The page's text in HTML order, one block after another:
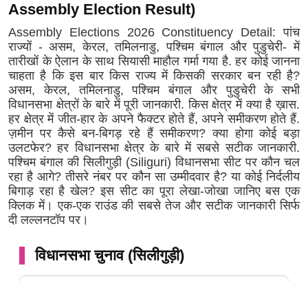
Assembly Election Result)
Assembly Elections 2026 Constituency Detail: पांच
राज्यों - असम, केरल, तमिलनाडु, पश्चिम बंगाल और पुडुचेरी- में
तारीखों के ऐलान के साथ सियासी माहौल गर्मा गया है. हर कोई जानना
चाहता है कि इस बार किस राज्य में किसकी सरकार बन रही है?
असम, केरल, तमिलनाडु, पश्चिम बंगाल और पुडुचेरी के सभी
विधानसभा क्षेत्रों के बारे में पूरी जानकारी. किस क्षेत्र में क्या है ख़ास.
हर क्षेत्र में जीत-हार के अपने फैक्टर होते हैं, अपने समीकरण होते हैं.
ज़मीन पर कैसे बन-बिगड़ रहे हैं समीकरण? क्या होगा कोई बड़ा
उलटफेर? हर विधानसभा क्षेत्र के बारे में सबसे सटीक जानकारी.
पश्चिम बंगाल की सिलीगुड़ी (Siliguri) विधानसभा सीट पर कौन चल
रहा है आगे? तीसरे नंबर पर कौन सा उम्मीदवार है? या कोई निर्दलीय
बिगाड़ रहा है खेल? इस सीट का पूरा लेखा-जोखा जानिए बस एक
क्लिक में। एक-एक राउंड की सबसे तेज और सटीक जानकारी सिर्फ
दी लल्लनटॉप पर।
विधानसभा चुनाव (सिलीगुड़ी)